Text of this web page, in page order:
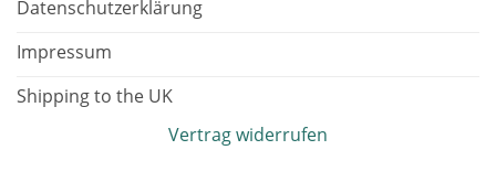
Datenschutzerklärung
Impressum
Shipping to the UK
Vertrag widerrufen